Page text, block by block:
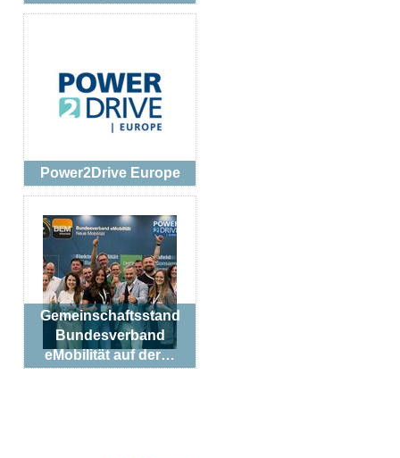
Power2Drive Europe
Gemeinschaftsstand
Bundesverband
eMobilität auf der…